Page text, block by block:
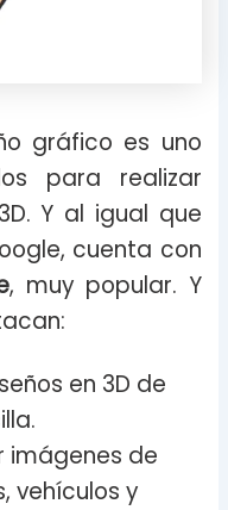
gráfico es uno
para realizar
Y al igual que
cuenta con
, muy popular. Y
en 3D de
imágenes de
vehículos y